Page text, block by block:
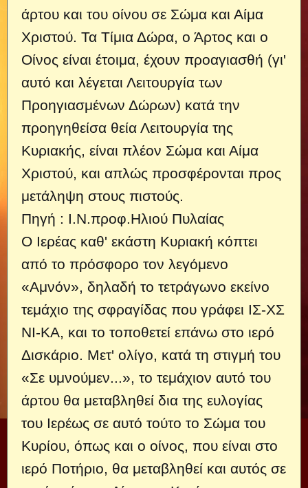
άρτου και του οίνου σε Σώμα και Αίμα
Χριστού. Τα Τίμια Δώρα, ο Άρτος και ο
Οίνος είναι έτοιμα, έχουν προαγιασθή (γι'
αυτό και λέγεται Λειτουργία των
Προηγιασμένων Δώρων) κατά την
προηγηθείσα θεία Λειτουργία της
Κυριακής, είναι πλέον Σώμα και Αίμα
Χριστού, και απλώς προσφέρονται προς
μετάληψη στους πιστούς.
Πηγή : Ι.Ν.προφ.Ηλιού Πυλαίας
Ο Ιερέας καθ' εκάστη Κυριακή κόπτει
από το πρόσφορο τον λεγόμενο
«Αμνόν», δηλαδή το τετράγωνο εκείνο
τεμάχιο της σφραγίδας που γράφει ΙΣ-ΧΣ
ΝΙ-ΚΑ, και το τοποθετεί επάνω στο ιερό
Δισκάριο. Μετ' ολίγο, κατά τη στιγμή του
«Σε υμνούμεν...», το τεμάχιον αυτό του
άρτου θα μεταβληθεί δια της ευλογίας
του Ιερέως σε αυτό τούτο το Σώμα του
Κυρίου, όπως και ο οίνος, που είναι στο
ιερό Ποτήριο, θα μεταβληθεί και αυτός σε